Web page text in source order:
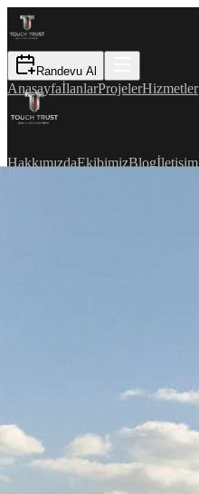
Randevu Al
AnasayfaİlanlarProjelerHizmetler
HakkımızdaEkibimizBlogİletişim